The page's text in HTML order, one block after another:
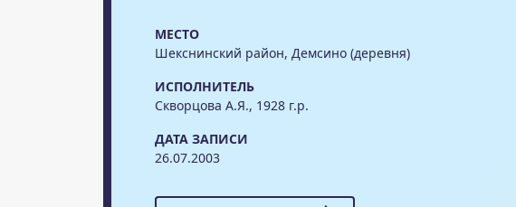
МЕСТО
Шекснинский район, Демсино (деревня)
ИСПОЛНИТЕЛЬ
Скворцова А.Я., 1928 г.р.
ДАТА ЗАПИСИ
26.07.2003